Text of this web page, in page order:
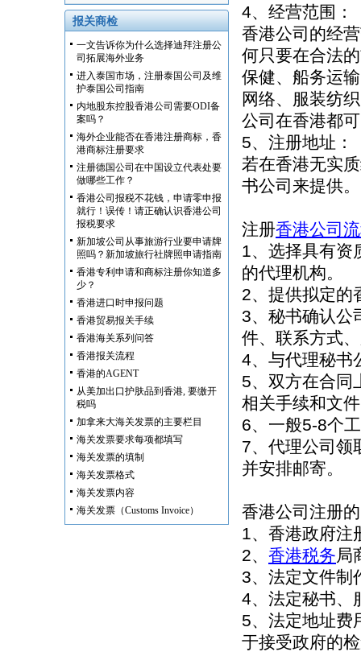
报关商检
一文告诉你为什么选择迪拜注册公
司拓展海外业务
进入泰国市场，注册泰国公司及维
护泰国公司指南
内地股东控股香港公司需要ODI备
案吗？
海外企业能否在香港注册商标，香
港商标注册要求
注册德国公司在中国设立代表处要
做哪些工作？
香港公司报税不花钱，申请零申报
就行！误传！请正确认识香港公司
报税要求
新加坡公司从事旅游行业要申请牌
照吗？新加坡旅行社牌照申请指南
香港专利申请和商标注册你知道多
少？
香港进口时申报问题
香港贸易报关手续
香港海关系列问答
香港报关流程
香港的AGENT
从美加出口护肤品到香港, 要缴开
税吗
加拿来大海关发票的主要栏目
海关发票要求每项都填写
海关发票的填制
海关发票格式
海关发票内容
海关发票（Customs Invoice）
4、经营范围：
香港公司的经
何只要在合法
保健、船务运
网络、服装纺
公司在香港都
5、注册地址：
若在香港无实
书公司来提供。
注册香港公司
1、选择具有资
的代理机构。
2、提供拟定的
3、秘书确认公
件、联系方式
4、与代理秘书
5、双方在合同
相关手续和文
6、一般5-8个
7、代理公司领
并安排邮寄。
香港公司注册
1、香港政府注
2、 香港税务局
3、法定文件制
4、法定秘书、
5、法定地址费
于接受政府的